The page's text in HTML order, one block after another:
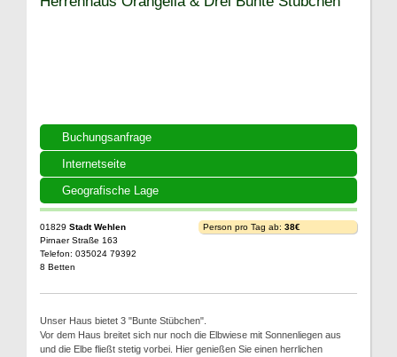
Buchungsanfrage
Internetseite
Geografische Lage
01829 Stadt Wehlen
Pirnaer Straße 163
Telefon: 035024 79392
8 Betten
Person pro Tag ab: 38€
Unser Haus bietet 3 "Bunte Stübchen".
Vor dem Haus breitet sich nur noch die Elbwiese mit Sonnenliegen aus
und die Elbe fließt stetig vorbei. Hier genießen Sie einen herrlichen